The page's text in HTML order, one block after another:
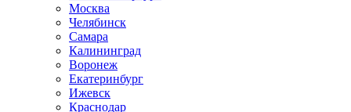
Москва
Челябинск
Самара
Калининград
Воронеж
Екатеринбург
Ижевск
Краснодар